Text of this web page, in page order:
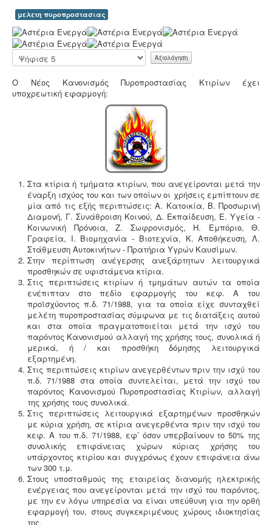
αναγνώριση και μελέτη εκτίμησης του κινδύνου από
την λεγιονέλλα στις υδρεύσεις ξενοδοχειακών κτιρίων
επιβάλλεται από τις νέες υγειονομικές διατάξεις του
Υπουργείου Υγείας.
Μελέτη πισίνας / κολυμβητικής
Οι πισίνες είναι χημικές εγκαταστάσεις
επεξεργασίας νερού σύμφωνα με το προεδρικό
διάταγμα ΠΔ 274/97. Για την λειτουργία της πισίνας
απαιτείται υγειονολογική - χημικοτεχνική μελέτη και
κανονισμός λειτουργίας - ασφαλείας. Η άδεια
λειτουργίας εκδίδεται με διαδικασίες γνωστοποίησης.
Κανονισμός λειτουργίας τουριστικού
καταλύματος
-Τα τουριστικά καταλύματα
(ξενοδοχεία, ενοικιαζόμενα, κάμπινγκ) μοριοδοτούνται
κατά την πιστοποίηση κατάταξης σε κατηγορία
άστρων ή κλειδιών για τον κανονισμό λειτουργίας που
διακανονίζει θέματα πολιτικής παραπόνων, υποδοχής,
περιβάλλοντος και καθαριότητας.
Μελέτη HACCP υγειονομικού ενδιαφέροντος
καταστήματα υγειονομικού ενδιαφέροντος,
βρεφονηπιακοί, μονάδες φροντίδας, παλιά & νέα,
υποχρεούνται να διαθέτουν μελέτη διεργασιών
HACCP από επαγγελματία
υγειονολόγο (απόφασηΥ1γ/ΓΠ/οικ.47829/17 ).
μελετη πυροπροστασιας
Α
ξ
ι
ο
ό
γ
Παρακαλώ
αξιολογήστε
Ο Νέος Κανονισμός Πυροπροστασίας Κτιρίων έχει
υποχρεωτική εφαρμογή:
Στα κτίρια ή τμήματα κτιρίων, που ανεγείρονται μετά την
έναρξη ισχύος του και των οποίων οι χρήσεις εμπίπτουν σε
μία από τις εξής περιπτώσεις: Α. Κατοικία, Β. Προσωρινή
Διαμονή, Γ. Συνάθροιση Κοινού, Δ. Εκπαίδευση, Ε. Υγεία -
Κοινωνική Πρόνοια, Ζ. Σωφρονισμός, Η. Εμπόριο, Θ.
Γραφεία, Ι. Βιομηχανία - Βιοτεχνία, Κ. Αποθήκευση, Λ.
Στάθμευση Αυτοκινήτων - Πρατήρια Υγρών Καυσίμων.
Στην περίπτωση ανέγερσης ανεξάρτητων λειτουργικά
προσθηκών σε υφιστάμενα κτίρια.
Στις περιπτώσεις κτιρίων ή τμημάτων αυτών τα οποία
ενέπιπταν στο πεδίο εφαρμογής του κεφ. Α του
προϊσχύοντος π.δ. 71/1988, για τα οποία είχε συνταχθεί
μελέτη πυροπροστασίας σύμφωνα με τις διατάξεις αυτού
και στα οποία πραγματοποιείται μετά την ισχύ του
παρόντος Κανονισμού αλλαγή της χρήσης τους, συνολικά ή
μερικά, ή / και προσθήκη δόμησης λειτουργικά
εξαρτημένη.
Στις περιπτώσεις κτιρίων ανεγερθέντων πριν την ισχύ του
π.δ. 71/1988 στα οποία συντελείται, μετά την ισχύ του
παρόντος Κανονισμού Πυροπροστασίας Κτιρίων, αλλαγή
της χρήσης τους συνολικά.
Στις περιπτώσεις λειτουργικά εξαρτημένων προσθηκών
με κύρια χρήση, σε κτίρια ανεγερθέντα πριν την ισχύ του
κεφ. Α του π.δ. 71/1988, εφ’ όσον υπερβαίνουν το 50% της
συνολικής επιφάνειας χώρων κύριας χρήσης του
υπάρχοντος κτιρίου και συγχρόνως έχουν επιφάνεια άνω
των 300 τ.μ.
Στους υποσταθμούς της εταιρείας διανομής ηλεκτρικής
ενέργειας που ανεγείρονται μετά την ισχύ του παρόντος,
με την εν λόγω υπηρεσία να είναι υπεύθυνη για την ορθή
εφαρμογή του, στους συγκεκριμένους χώρους ιδιοκτησίας
της.